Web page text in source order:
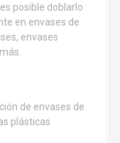
posible doblarlo
en envases de
envases
de envases de
plásticas